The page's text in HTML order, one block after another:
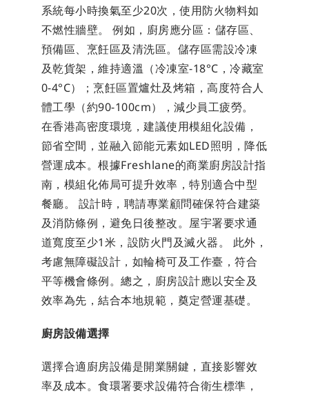
系統每小時換氣至少20次，使用防火物料如
不燃性牆壁。 例如，廚房應分區：儲存區、
預備區、烹飪區及清洗區。儲存區需設冷凍
及乾貨架，維持適溫（冷凍室-18°C，冷藏室
0-4°C）；烹飪區置爐灶及烤箱，高度符合人
體工學（約90-100cm），減少員工疲勞。
在香港高密度環境，建議使用模組化設備，
節省空間，並融入節能元素如LED照明，降低
營運成本。根據Freshlane的商業廚房設計指
南，模組化佈局可提升效率，特別適合中型
餐廳。 設計時，聘請專業顧問確保符合建築
及消防條例，避免日後整改。屋宇署要求通
道寬度至少1米，設防火門及滅火器。 此外，
考慮無障礙設計，如輪椅可及工作臺，符合
平等機會條例。總之，廚房設計應以安全及
效率為先，結合本地規範，奠定營運基礎。
廚房設備選擇
選擇合適廚房設備是開業關鍵，直接影響效
率及成本。食環署要求設備符合衛生標準，